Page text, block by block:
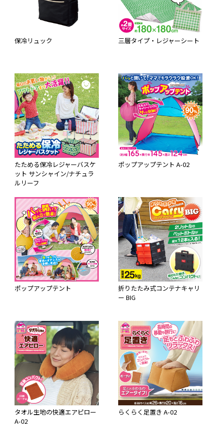
保冷リュック 三層タイプ・レジャーシート
たためる保冷レジャーバスケ
ット サンシャイン/ナチュラ
ルリーフ
ポップアップテント A-02
ポップアップテント
折りたたみ式コンテナキャリ
ー BIG
タオル生地の快適エアピロー
A-02
らくらく足置き A-02